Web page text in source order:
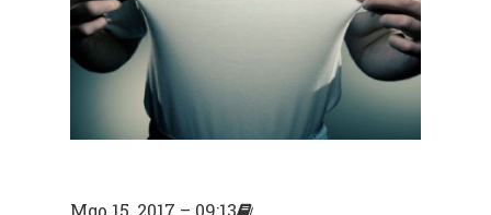
Μαρ 15, 2017 – 09:13